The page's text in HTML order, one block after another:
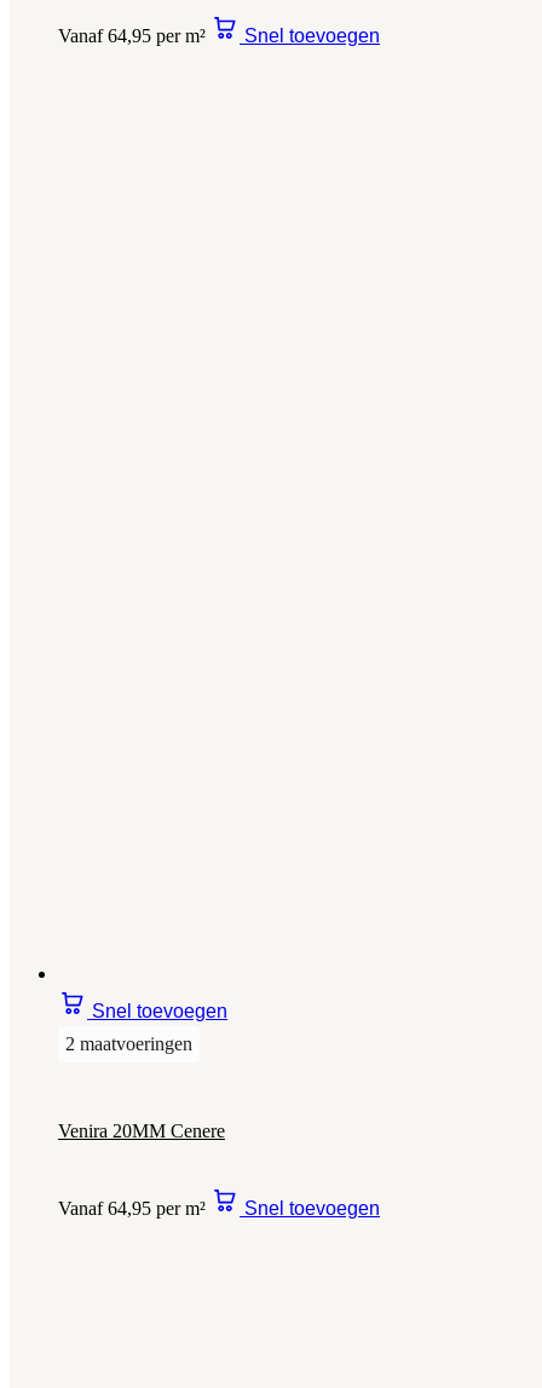
Vanaf 64,95 per m² Snel toevoegen
Snel toevoegen
2 maatvoeringen
Venira 20MM Cenere
Vanaf 64,95 per m² Snel toevoegen